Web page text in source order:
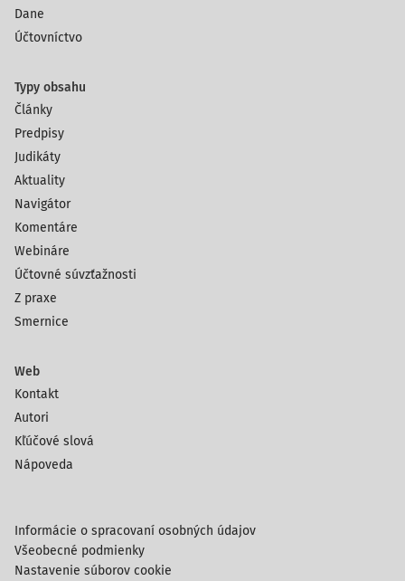
Dane
Účtovníctvo
Typy obsahu
Články
Predpisy
Judikáty
Aktuality
Navigátor
Komentáre
Webináre
Účtovné súvzťažnosti
Z praxe
Smernice
Web
Kontakt
Autori
Kľúčové slová
Nápoveda
Informácie o spracovaní osobných údajov
Všeobecné podmienky
Nastavenie súborov cookie